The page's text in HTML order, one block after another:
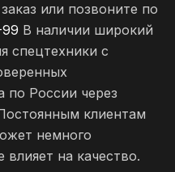
или позвоните по
В наличии широкий
спецтехники с
по России через
клиентам
немного
влияет на качество.